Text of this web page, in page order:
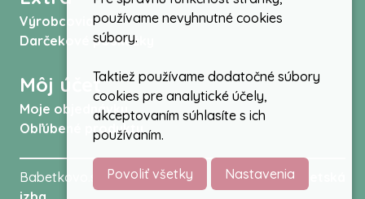
Výrobcovia
Darčekové poukážky
Môj účet
Moje objednávky
Obľúbené produkty
Babetkovo.sk © 2026 -Kočíky autosedačky,
používame nevyhnutné cookies
súbory.
Taktiež používame dodatočné súbory
cookies pre analytické účely,
akceptovaním súhlasíte s ich
používaním.
Povoliť všetky Nastavenia